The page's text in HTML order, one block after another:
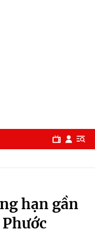
hạn gần